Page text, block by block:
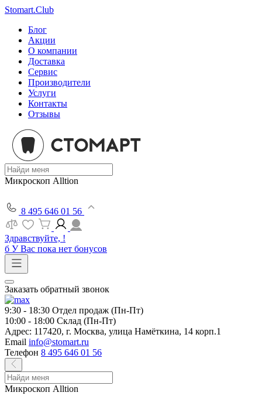
Stomart.Club
Блог
Акции
О компании
Доставка
Сервис
Производители
Услуги
Контакты
Отзывы
Микроскоп Alltion
8 495 646 01 56
Здравствуйте, !
б У Вас пока нет бонусов
Заказать обратный звонок
9:30 - 18:30 Отдел продаж (Пн-Пт)
10:00 - 18:00 Склад (Пн-Пт)
Адрес: 117420, г. Москва, улица Намёткина, 14 корп.1
Email info@stomart.ru
Телефон 8 495 646 01 56
Микроскоп Alltion